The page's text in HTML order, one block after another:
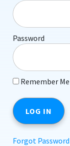
Password
Remember Me
Forgot Password